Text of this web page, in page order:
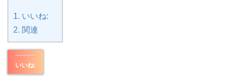
1. いいね:
2. 関連
いいね: